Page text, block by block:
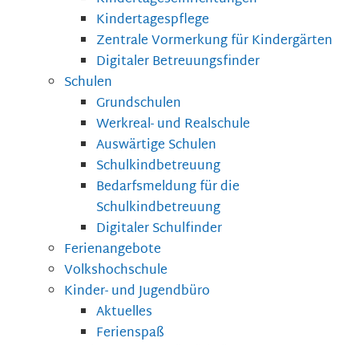
Kindertagespflege
Zentrale Vormerkung für Kindergärten
Digitaler Betreuungsfinder
Schulen
Grundschulen
Werkreal- und Realschule
Auswärtige Schulen
Schulkindbetreuung
Bedarfsmeldung für die
Schulkindbetreuung
Digitaler Schulfinder
Ferienangebote
Volkshochschule
Kinder- und Jugendbüro
Aktuelles
Ferienspaß